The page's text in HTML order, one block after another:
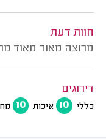
חוות דעת
מרוצה מאוד מאוד
דירוגים
כללי 10 איכות 10